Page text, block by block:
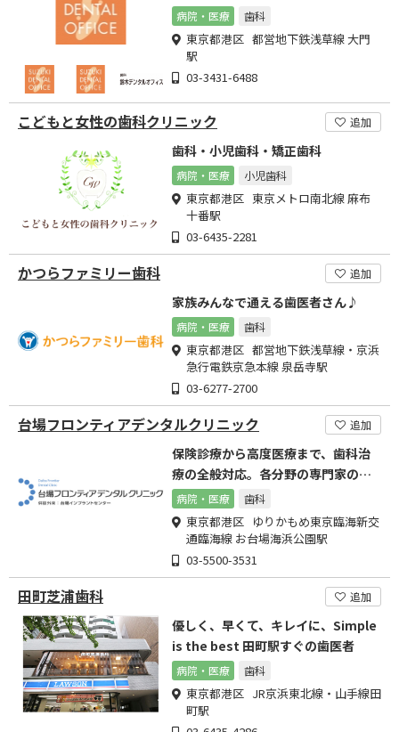
病院・医療 歯科
東京都港区 都営地下鉄浅草線 大門
駅
03-3431-6488
こどもと女性の歯科クリニック 追加
歯科・小児歯科・矯正歯科
病院・医療 小児歯科
東京都港区 東京メトロ南北線 麻布
十番駅
03-6435-2281
かつらファミリー歯科 追加
家族みんなで通える歯医者さん♪
病院・医療 歯科
東京都港区 都営地下鉄浅草線・京浜
急行電鉄京急本線 泉岳寺駅
03-6277-2700
台場フロンティアデンタルクリニック 追加
保険診療から高度医療まで、歯科治
療の全般対応。各分野の専門家のい
るクリニックです。
病院・医療 歯科
東京都港区 ゆりかもめ東京臨海新交
通臨海線 お台場海浜公園駅
03-5500-3531
田町芝浦歯科 追加
優しく、早くて、キレイに、Simple
is the best 田町駅すぐの歯医者
病院・医療 歯科
東京都港区 JR京浜東北線・山手線田
町駅